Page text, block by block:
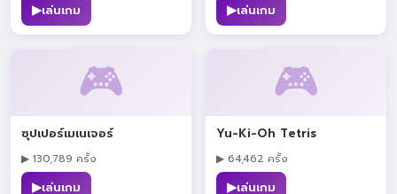
▶เล่นเกม ▶เล่นเกม
🎮
ซุปเปอร์เมเนเจอร์
▶ 130,789 ครั้ง
▶เล่นเกม
🎮
Yu-Ki-Oh Tetris
▶ 64,462 ครั้ง
▶เล่นเกม